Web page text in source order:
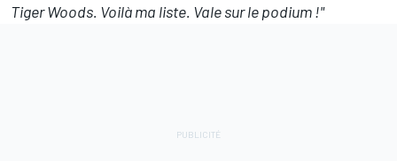
Tiger Woods. Voilà ma liste. Vale sur le podium!"